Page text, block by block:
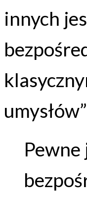
innych
umysłów”
Pewne